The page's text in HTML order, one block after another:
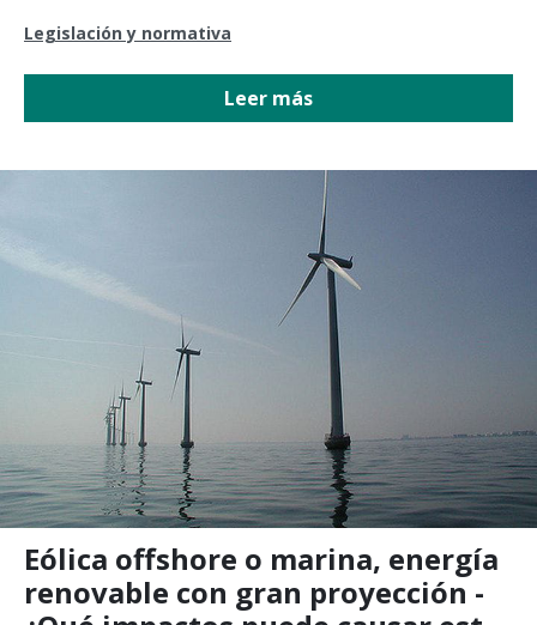
Legislación y normativa
Leer más
Eólica offshore o marina, energía
renovable con gran proyección -